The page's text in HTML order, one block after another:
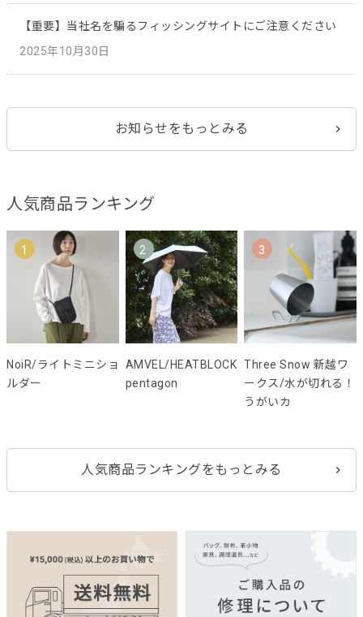
【重要】当社名を騙るフィッシングサイトにご注意ください
2025年10月30日
お知らせをもっとみる
人気商品ランキング
1
NoiR/ライトミニショ
ルダー
2
AMVEL/HEATBLOCK
pentagon
3
Three Snow 新越ワ
ークス/水が切れる！
うがいカ
人気商品ランキングをもっとみる